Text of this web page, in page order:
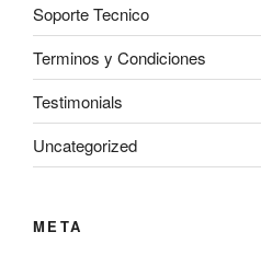
Soporte Tecnico
Terminos y Condiciones
Testimonials
Uncategorized
META